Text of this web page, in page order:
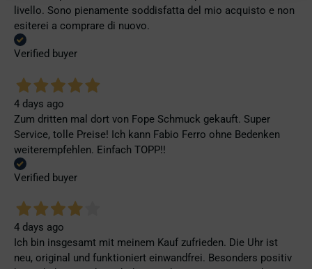
livello. Sono pienamente soddisfatta del mio acquisto e non
esiterei a comprare di nuovo.
Verified buyer
4 days ago
Zum dritten mal dort von Fope Schmuck gekauft. Super
Service, tolle Preise! Ich kann Fabio Ferro ohne Bedenken
weiterempfehlen. Einfach TOPP!!
Verified buyer
4 days ago
Ich bin insgesamt mit meinem Kauf zufrieden. Die Uhr ist
neu, original und funktioniert einwandfrei. Besonders positiv